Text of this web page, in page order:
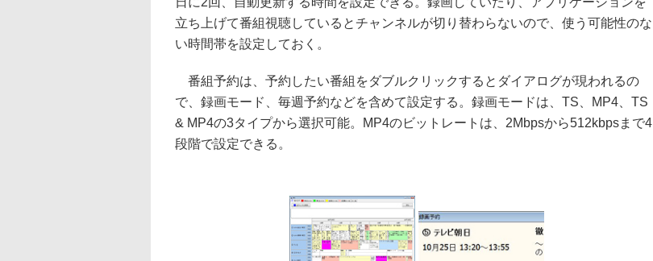
立ち上げて番組視聴しているとチャンネルが切り替わらないので、使う可能性のな
い時間帯を設定しておく。
番組予約は、予約したい番組をダブルクリックするとダイアログが現われるの
で、録画モード、毎週予約などを含めて設定する。録画モードは、TS、MP4、TS
& MP4の3タイプから選択可能。MP4のビットレートは、2Mbpsから512kbpsまで4
段階で設定できる。